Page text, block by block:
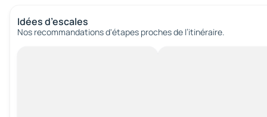
Idées d’escales
Nos recommandations d'étapes proches de l’itinéraire.